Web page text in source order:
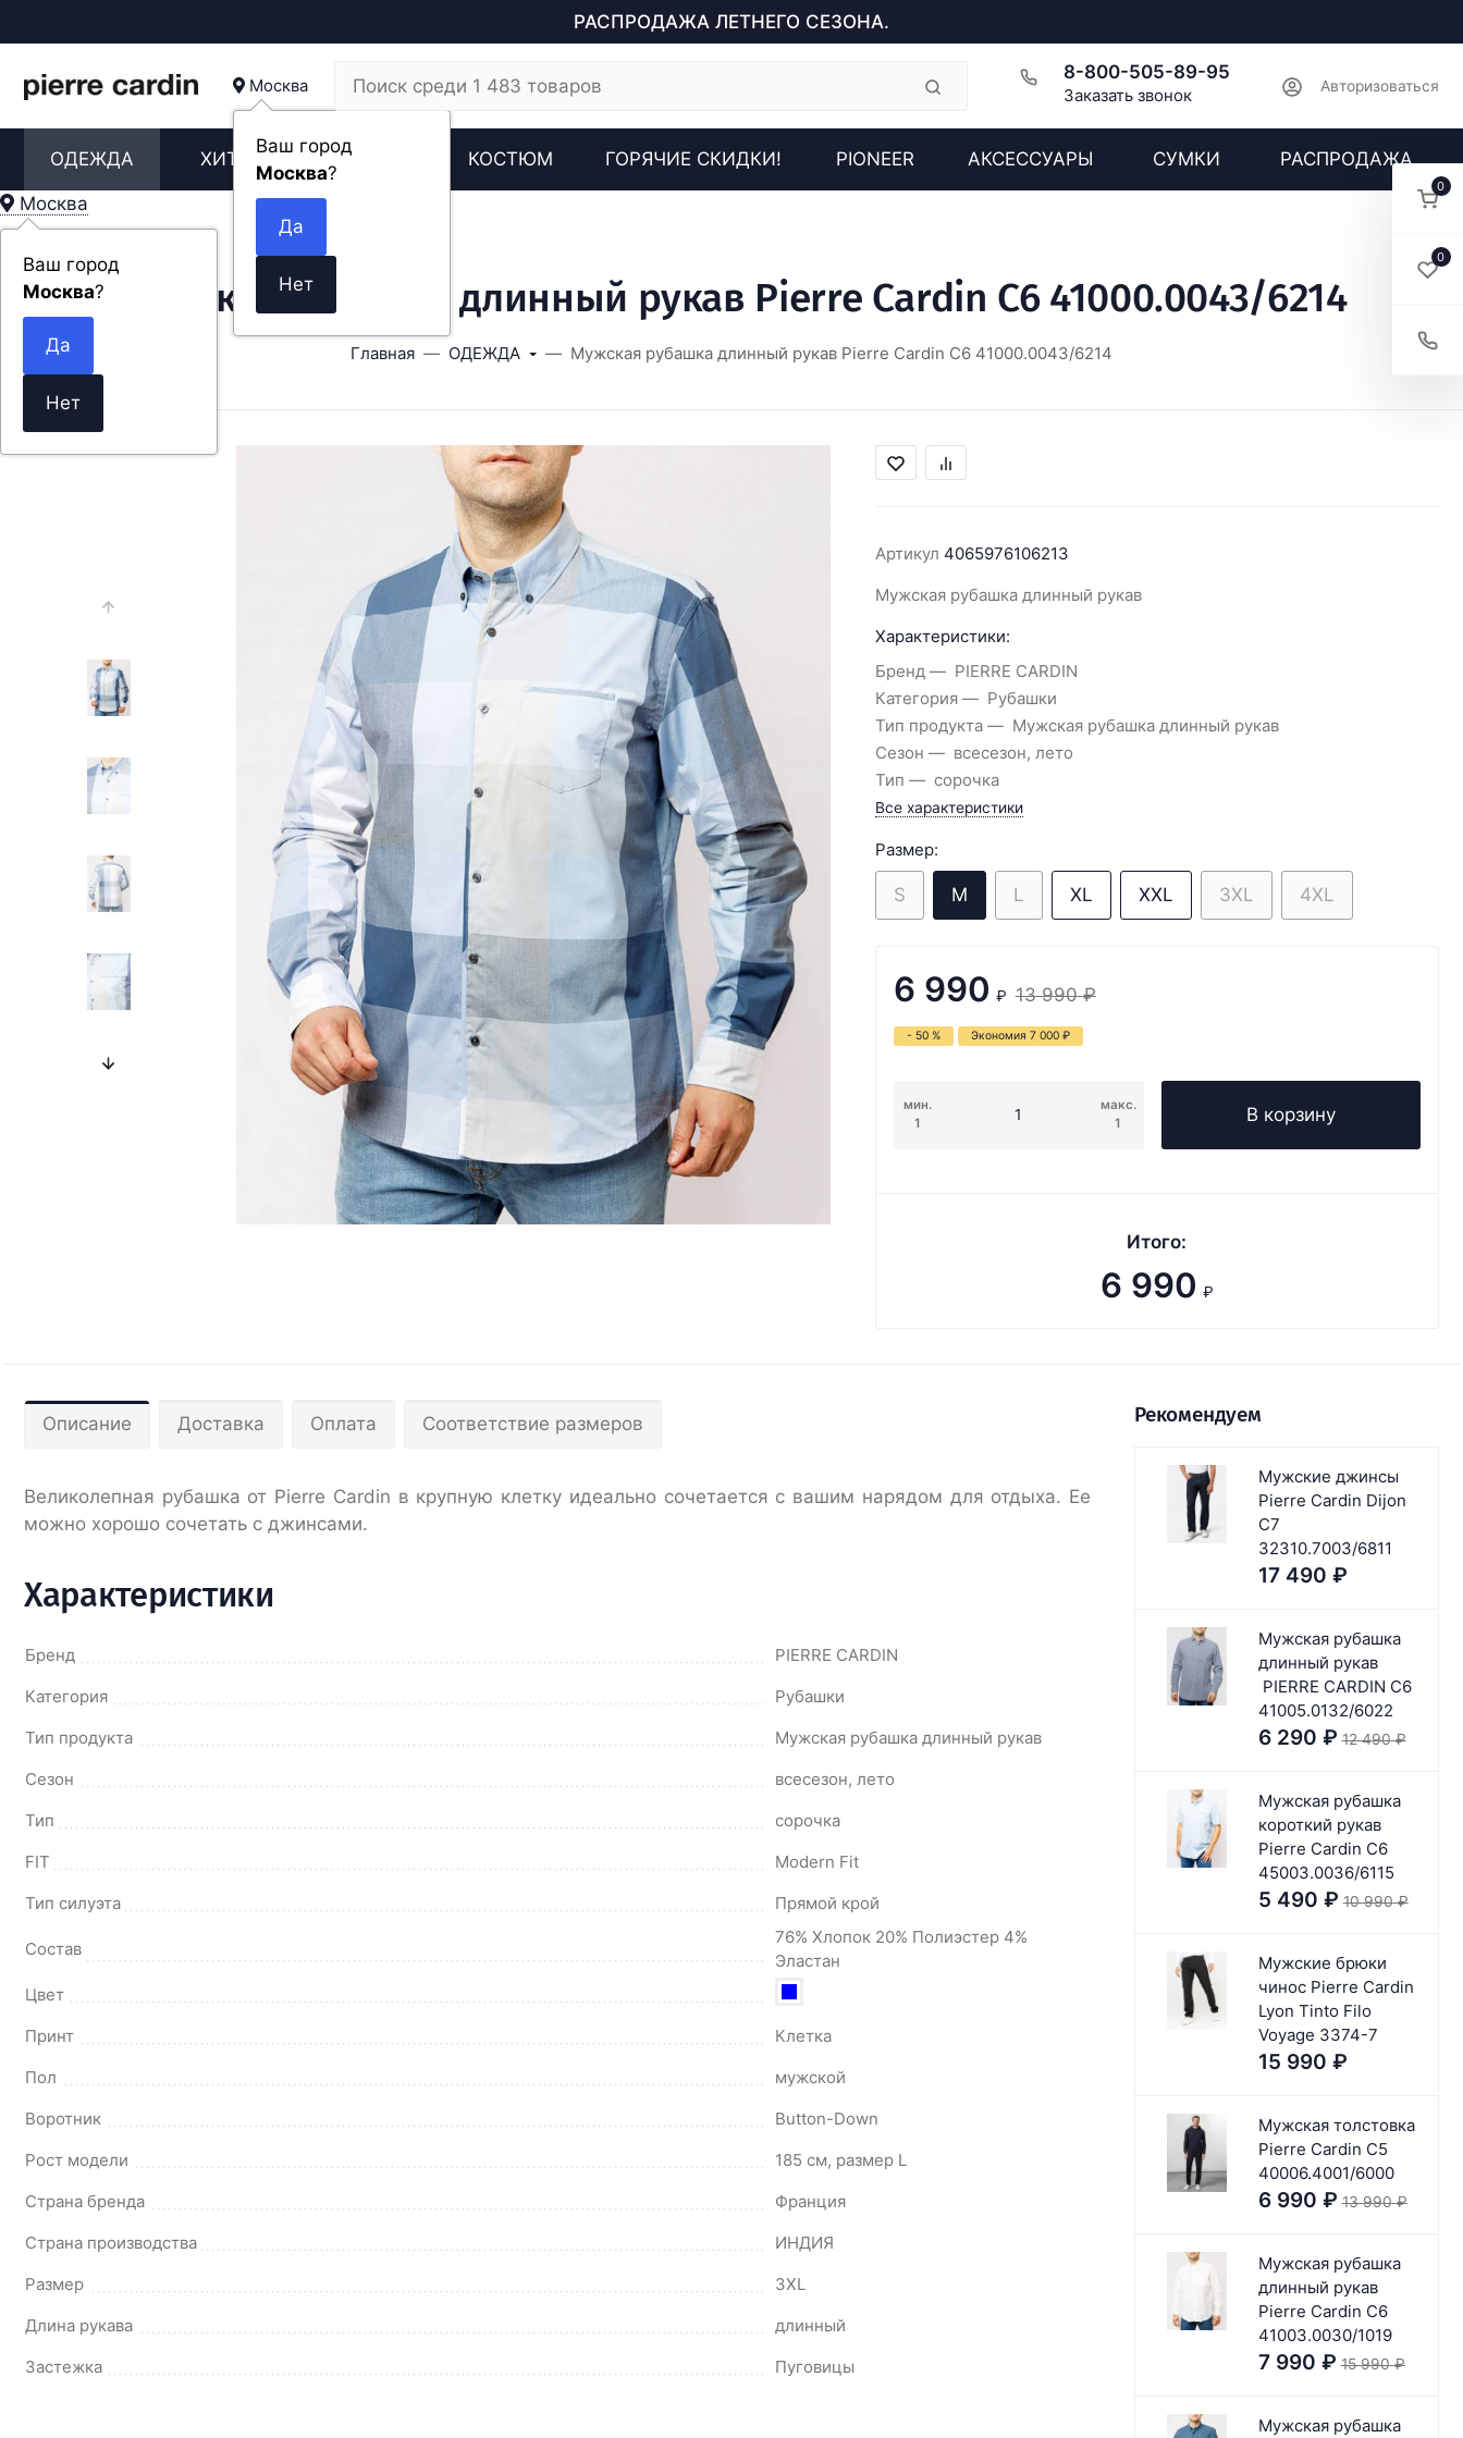
РАСПРОДАЖА ЛЕТНЕГО СЕЗОНА.
Москва
Ваш город
Москва?
8-800-505-89-95
Заказать звонок Авторизоваться
ОДЕЖДА ХИТЫ НОВИНКИ КОСТЮМ ГОРЯЧИЕ СКИДКИ! PIONEER АКСЕССУАРЫ СУМКИ РАСПРОДАЖА
Москва
Ваш город
Москва? Мужская рубашка длинный рукав Pierre Cardin C6 41000.0043/6214
Главная ОДЕЖДА Мужская рубашка длинный рукав Pierre Cardin C6 41000.0043/6214
Артикул 4065976106213
Мужская рубашка длинный рукав
Характеристики:
Бренд
PIERRE CARDIN
Категория
Рубашки
Тип продукта
Мужская рубашка длинный рукав
Сезон
всесезон, лето
Тип
сорочка
Все характеристики
Размер:
S M L XL XXL 3XL 4XL
6 990 ₽ 13 990 ₽
- 50 % Экономия 7 000 ₽
мин.
1
макс.
1
В корзину
Итого:
6 990 ₽
Описание Доставка Оплата Соответствие размеров
Великолепная рубашка от Pierre Cardin в крупную клетку идеально сочетается с вашим нарядом для отдыха. Ее
можно хорошо сочетать с джинсами.
Характеристики
Бренд
PIERRE CARDIN
Категория
Рубашки
Тип продукта
Мужская рубашка длинный рукав
Сезон
всесезон, лето
Тип
сорочка
FIT
Modern Fit
Тип силуэта
Прямой крой
Состав
76% Хлопок 20% Полиэстер 4%
Эластан
Цвет
Принт
Клетка
Пол
мужской
Воротник
Button-Down
Рост модели
185 см, размер L
Страна бренда
Франция
Страна производства
ИНДИЯ
Размер
3XL
Длина рукава
длинный
Застежка
Пуговицы
Рекомендуем
Мужские джинсы
Pierre Cardin Dijon
C7
32310.7003/6811
17 490 ₽
Мужская рубашка
длинный рукав
PIERRE CARDIN C6
41005.0132/6022
6 290 ₽ 12 490 ₽
Мужская рубашка
короткий рукав
Pierre Cardin C6
45003.0036/6115
5 490 ₽ 10 990 ₽
Мужские брюки
чинос Pierre Cardin
Lyon Tinto Filo
Voyage 3374-7
15 990 ₽
Мужская толстовка
Pierre Cardin C5
40006.4001/6000
6 990 ₽ 13 990 ₽
Мужская рубашка
длинный рукав
Pierre Cardin C6
41003.0030/1019
7 990 ₽ 15 990 ₽
Мужская рубашка
0
0